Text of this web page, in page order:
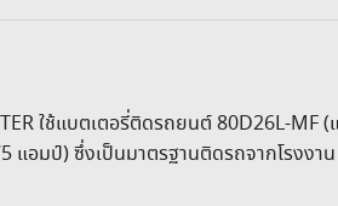
ใช้แบตเตอรี่ติดรถยนต์ 80D26L-MF
แอมป์) ซึ่งเป็นมาตรฐานติดรถจากโรงงาน